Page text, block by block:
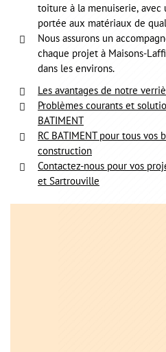
toiture à la menuiserie,
portée aux matériaux de
Nous assurons un
chaque projet à Maisons-
dans les environs.
Les avantages de notre
Problèmes courants et
BATIMENT
RC BATIMENT pour tous
construction
Contactez-nous pour vos
et Sartrouville